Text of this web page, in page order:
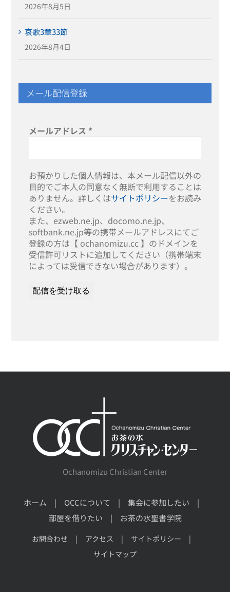
2026年8月5日
哀歌3章33節
2026年8月4日
メール配信登録
メールアドレス *
お預かりした個人情報は、本メール配信以外の
目的でご本人の同意なく無断で利用することは
ありません。詳しくはサイトポリシーをお読み
ください。
また、ezweb.ne.jp、docomo.ne.jp、
softbank.ne.jp等の携帯メールアドレスにてご
登録の方は【 ochanomizu.cc 】のドメインを
受信許可リストに追加してください（携帯端末
によっては受信できない場合があります）。
Ochanomizu Christian Center
ホーム OCCについて
集会に参加したい
部屋を借りたい
お茶の水聖書学院
お問合わせ アクセス
サイトポリシー
サイトマップ